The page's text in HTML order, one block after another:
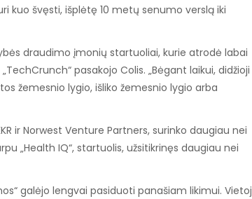
kuo švęsti, išplėtę 10 metų senumo verslą iki
draudimo įmonių startuoliai, kurie atrodė labai
pasakojo Colis. „Bėgant laikui, didžioji
žemesnio lygio, išliko žemesnio lygio arba
ir Norwest Venture Partners, surinko daugiau nei
„Health IQ“, startuolis, užsitikrinęs daugiau nei
galėjo lengvai pasiduoti panašiam likimui. Vietoj